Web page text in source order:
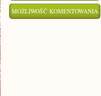
MOŻLIWOŚĆ KOMENTOWANIA